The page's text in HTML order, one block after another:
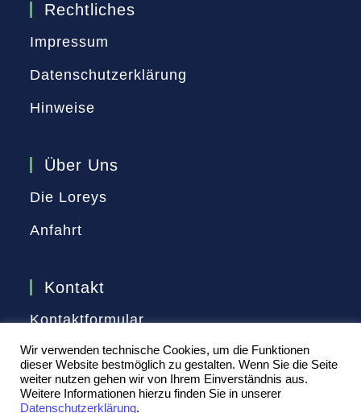
Rechtliches
Impressum
Datenschutzerklärung
Hinweise
Über Uns
Die Loreys
Anfahrt
Kontakt
Kontaktformular
E-Mail:info@lorey-computer.de
Tel.:0931 804550
Wir verwenden technische Cookies, um die Funktionen
dieser Website bestmöglich zu gestalten. Wenn Sie die Seite
weiter nutzen gehen wir von Ihrem Einverständnis aus.
Weitere Informationen hierzu finden Sie in unserer
Datenschutzerklärung.